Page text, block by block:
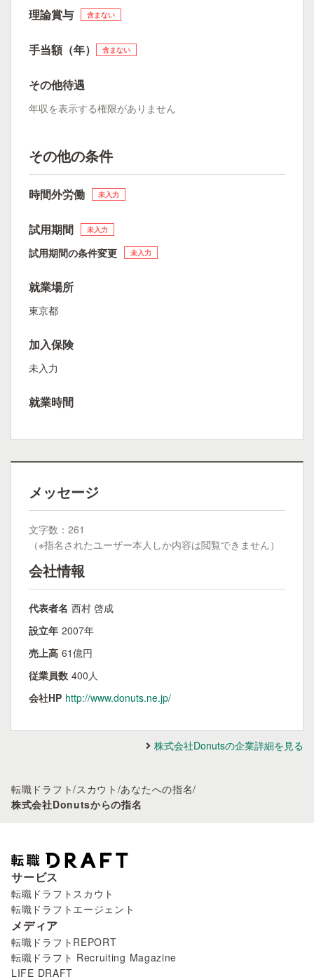
理論賞与 含まない
手当額（年） 含まない
その他待遇
年収を表示する権限がありません
その他の条件
時間外労働 未入力
試用期間 未入力
試用期間の条件変更 未入力
就業場所
東京都
加入保険
未入力
就業時間
メッセージ
文字数：261
（※指名されたユーザー本人しか内容は閲覧できません）
会社情報
代表者名 西村 啓成
設立年 2007年
売上高 61億円
従業員数 400人
会社HP http://www.donuts.ne.jp/
株式会社Donutsの企業詳細を見る
転職ドラフト/スカウト /あなたへの指名/
株式会社Donutsからの指名
サービス
転職ドラフトスカウト
転職ドラフトエージェント
メディア
転職ドラフトREPORT
転職ドラフト Recruiting Magazine
LIFE DRAFT